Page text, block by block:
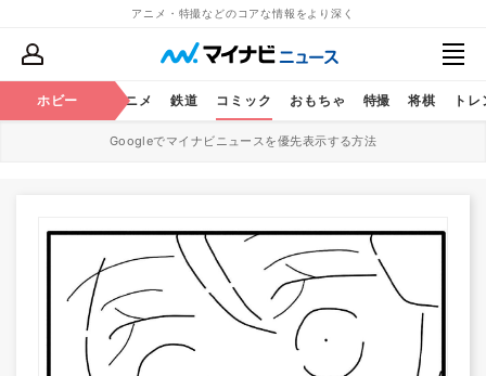
アニメ・特撮などのコアな情報をより深く
ホビー アニメ 鉄道 コミック おもちゃ 特撮 将棋 ト
Googleでマイナビニュースを優先表示する方法